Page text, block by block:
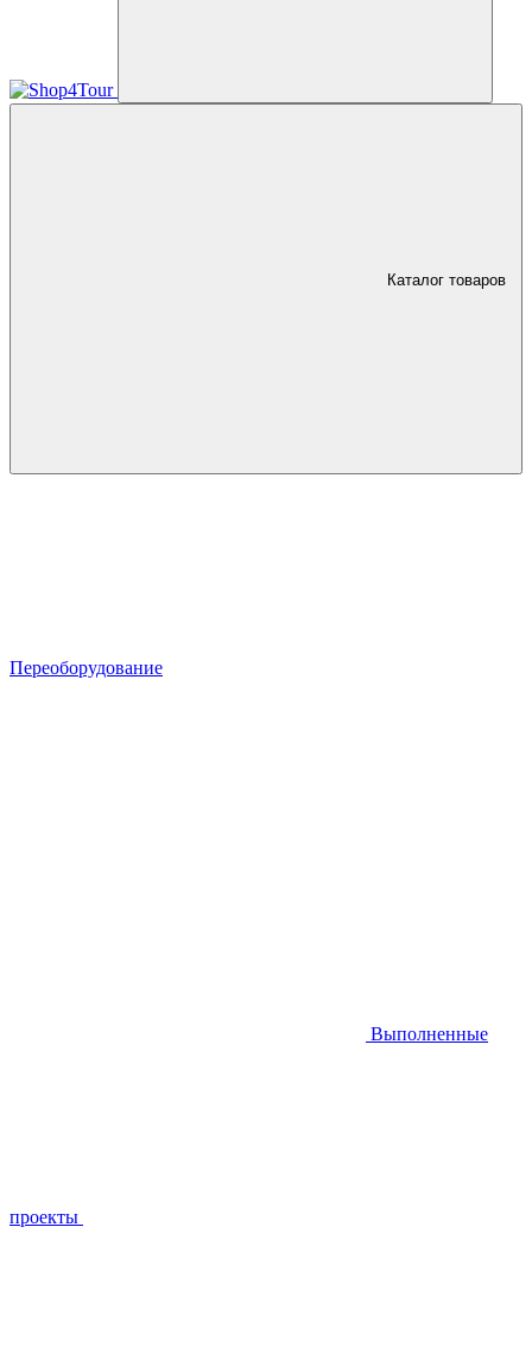
Каталог товаров
Переоборудование
Выполненные
проекты